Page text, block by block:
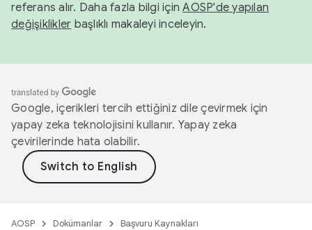
referans alır. Daha fazla bilgi içinAOSP'de yapılan
değişiklikler başlıklı makaleyi inceleyin.
Google, içerikleri tercih ettiğiniz dile çevirmek için
yapay zeka teknolojisini kullanır. Yapay zeka
çevirilerinde hata olabilir.
AOSP Dokümanlar Başvuru Kaynakları